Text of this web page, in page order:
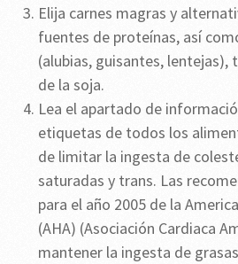
Elija carnes magras y
fuentes de proteínas, así
(alubias, guisantes,
de la soja.
Lea el apartado de
etiquetas de todos los
de limitar la ingesta de
saturadas y trans. Las
para el año 2005 de la
(AHA) (Asociación Cardiaca
mantener la ingesta de